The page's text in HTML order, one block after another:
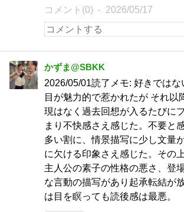
コメント(0) 2026/05/17
かずま@SBKK
2026/05/01読了メモ: 好きでは
目が魅力的で惹かれたが それ以
現はなく過去回想が入るたびに
まり不快感さえ感じた。不要と
多い割に、情景描写に少し文量
に欠ける印象さえ感じた。その
主人公の素子の性格の悪さ、登
な言動の描写があり起承転結が
は目を瞑っても読後感は最悪。